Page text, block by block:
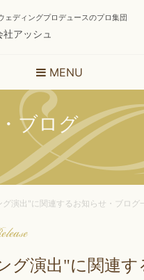
ェディングプロデュースのプロ集団
社アッシュ
MENU
ブログ
グ演出"に関連するお知らせ・ブログ
グ演出"に関連す